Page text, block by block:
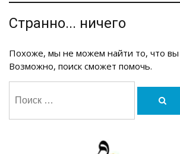
Странно... ничего
Похоже, мы не можем найти то, что
Возможно, поиск сможет помочь.
Поиск